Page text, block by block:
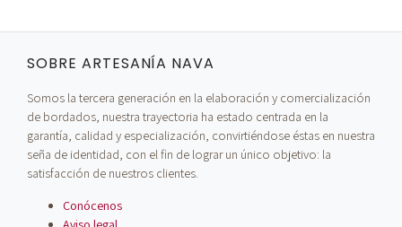
SOBRE ARTESANÍA NAVA
Somos la tercera generación en la elaboración y comercialización
de bordados, nuestra trayectoria ha estado centrada en la
garantía, calidad y especialización, convirtiéndose éstas en nuestra
seña de identidad, con el fin de lograr un único objetivo: la
satisfacción de nuestros clientes.
Conócenos